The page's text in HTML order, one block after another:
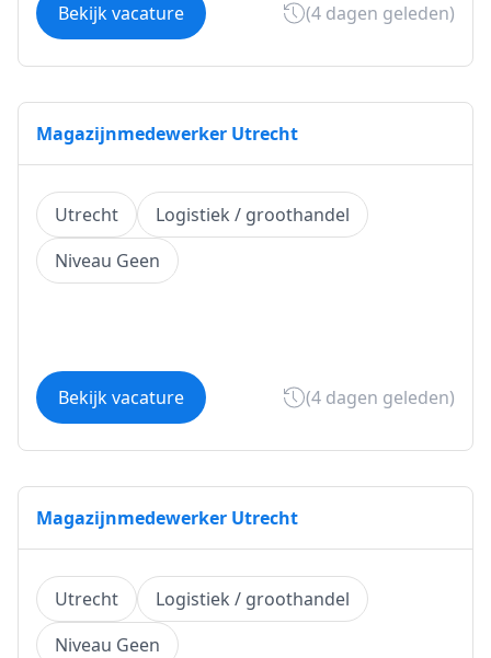
Bekijk vacature (4 dagen geleden)
Magazijnmedewerker Utrecht
Utrecht
Logistiek / groothandel
Niveau Geen
Bekijk vacature (4 dagen geleden)
Magazijnmedewerker Utrecht
Utrecht
Logistiek / groothandel
Niveau Geen